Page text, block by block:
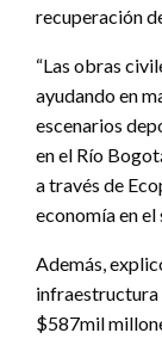
recuperación
“Las obras
ayudando en
escenarios
en el Río
a través de
economía en
Además,
infraestructura
$587mil